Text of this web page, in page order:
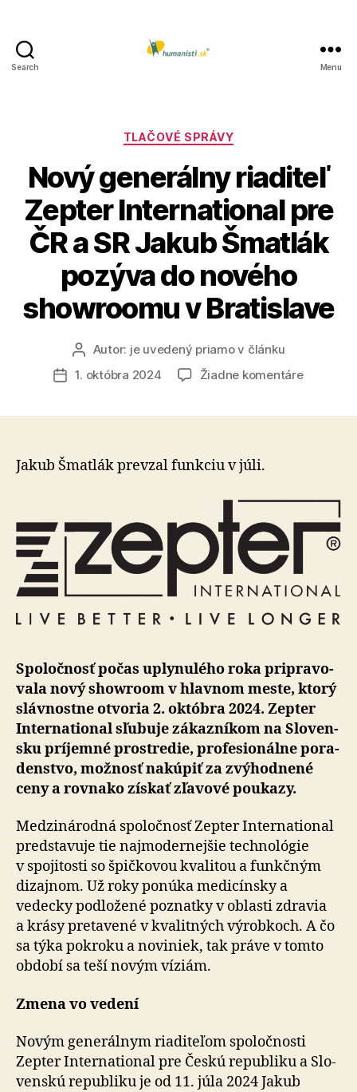
Search Menu
Kategórie
TLAČOVÉ SPRÁVY
Nový generálny riaditeľ
Zepter International pre
ČR a SR Jakub Šmatlák
pozýva do nového
showroomu v Bratislave
Autor
článku
Autor: je uvedený priamo v článku
Dátum
1. októbra 2024 Žiadne komentárena
ČR
SR
Jakub
pozýva
do
nového
Jakub Šmatlák prevzal funkciu v júli.
Spoločnosť počas uplynulého roka pri­pra­vo­
va­la nový show­room v hlav­nom meste, ktorý
sláv­nostne otvoria 2. ok­tóbra 2024. Zepter
Inter­na­tio­nal sľu­buje zá­kaz­ní­kom na Slo­ven­
sku prí­jem­né prostre­die, pro­fe­sio­nál­ne po­ra­
den­stvo, mož­nosť nakúpiť za zvý­hod­ne­né
ceny a rov­na­ko získať zľa­vové po­u­ka­zy.
Medzinárodná spoločnosť Zepter International
pred­sta­vuje tie naj­mo­der­nej­šie tech­no­ló­gie
v spo­ji­tosti so špičkovou kvalitou a funkčným
dizajnom. Už roky ponúka medicínsky a
vedecky podložené poznatky v oblasti zdravia
a krásy pretavené v kva­litných výrobkoch. A čo
sa týka pokroku a no­vi­niek, tak práve v tomto
období sa teší novým víziám.
Zmena vo vedení
Novým generálnym riaditeľom spoločnosti
Zepter Inter­na­tio­nal pre Českú re­pub­liku a Slo­
ven­skú re­pub­liku je od 11. júla 2024 Jakub